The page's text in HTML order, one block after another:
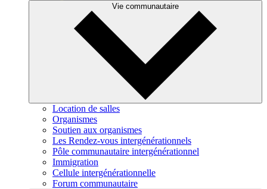
Vie communautaire
Location de salles
Organismes
Soutien aux organismes
Les Rendez-vous intergénérationnels
Pôle communautaire intergénérationnel
Immigration
Cellule intergénérationnelle
Forum communautaire